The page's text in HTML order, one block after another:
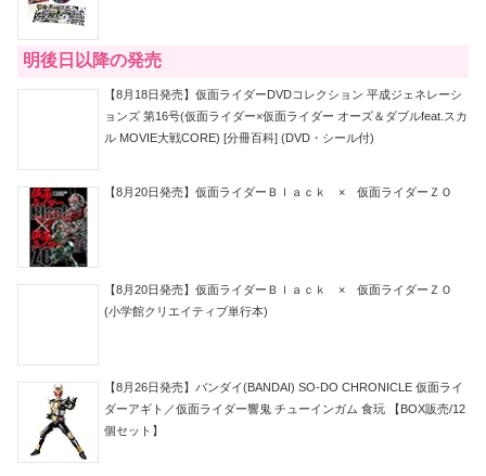
明後日以降の発売
【8月18日発売】仮面ライダーDVDコレクション 平成ジェネレーシ
ョンズ 第16号(仮面ライダー×仮面ライダー オーズ＆ダブルfeat.スカ
ル MOVIE大戦CORE) [分冊百科] (DVD・シール付)
【8月20日発売】仮面ライダーＢｌａｃｋ × 仮面ライダーＺＯ
【8月20日発売】仮面ライダーＢｌａｃｋ × 仮面ライダーＺＯ
(小学館クリエイティブ単行本)
【8月26日発売】バンダイ(BANDAI) SO-DO CHRONICLE 仮面ライ
ダーアギト／仮面ライダー響鬼 チューインガム 食玩 【BOX販売/12
個セット】